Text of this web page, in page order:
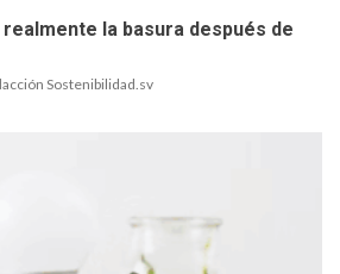
la basura después de
Sostenibilidad.sv